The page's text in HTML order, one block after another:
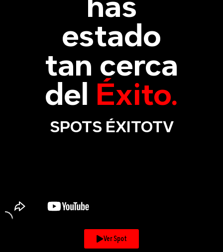
estado
tan cerca
del Éxito.
SPOTS ÉXITOTV
Ver Spot